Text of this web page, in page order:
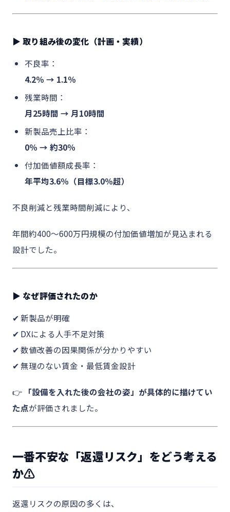
▶ 取り組み後の変化（計画・実績）
不良率：
4.2％ → 1.1％
残業時間：
月25時間 → 月10時間
新製品売上比率：
0％ → 約30％
付加価値額成長率：
年平均3.6％（目標3.0％超）
不良削減と残業時間削減により、
年間約400〜600万円規模の付加価値増加が見込まれる
設計でした。
▶ なぜ評価されたのか
✔ 新製品が明確
✔ DXによる人手不足対策
✔ 数値改善の因果関係が分かりやすい
✔ 無理のない賃金・最低賃金設計
👉 「設備を入れた後の会社の姿」が具体的に描けてい
た点が評価されました。
一番不安な「返還リスク」をどう考える
か⚠️
返還リスクの原因の多くは、